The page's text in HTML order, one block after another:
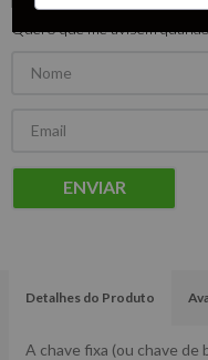
Quero que me avisem
ENVIAR
Detalhes do Produto
A chave fixa (ou chave de